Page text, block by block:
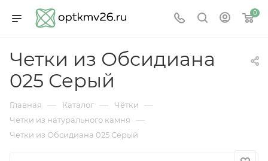
0
Четки из Обсидиана
025 Серый
Главная — Каталог — Чётки —
Четки из натурального камня —
Четки из Обсидиана 025 Серый